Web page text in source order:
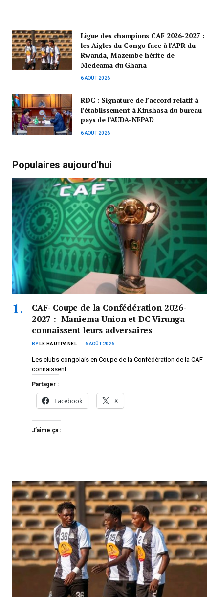
Ligue des champions CAF 2026-2027 :
les Aigles du Congo face à l’APR du
Rwanda, Mazembe hérite de
Medeama du Ghana
6 AOÛT 2026
RDC : Signature de l’accord relatif à
l’établissement à Kinshasa du bureau-
pays de l’AUDA-NEPAD
6 AOÛT 2026
Populaires aujourd'hui
CAF- Coupe de la Confédération 2026-
2027 : Maniema Union et DC Virunga
connaissent leurs adversaires
BY LE HAUTPANEL 6 AOÛT 2026
Les clubs congolais en Coupe de la Confédération de la CAF
connaissent…
Partager :
Facebook X
J’aime ça :